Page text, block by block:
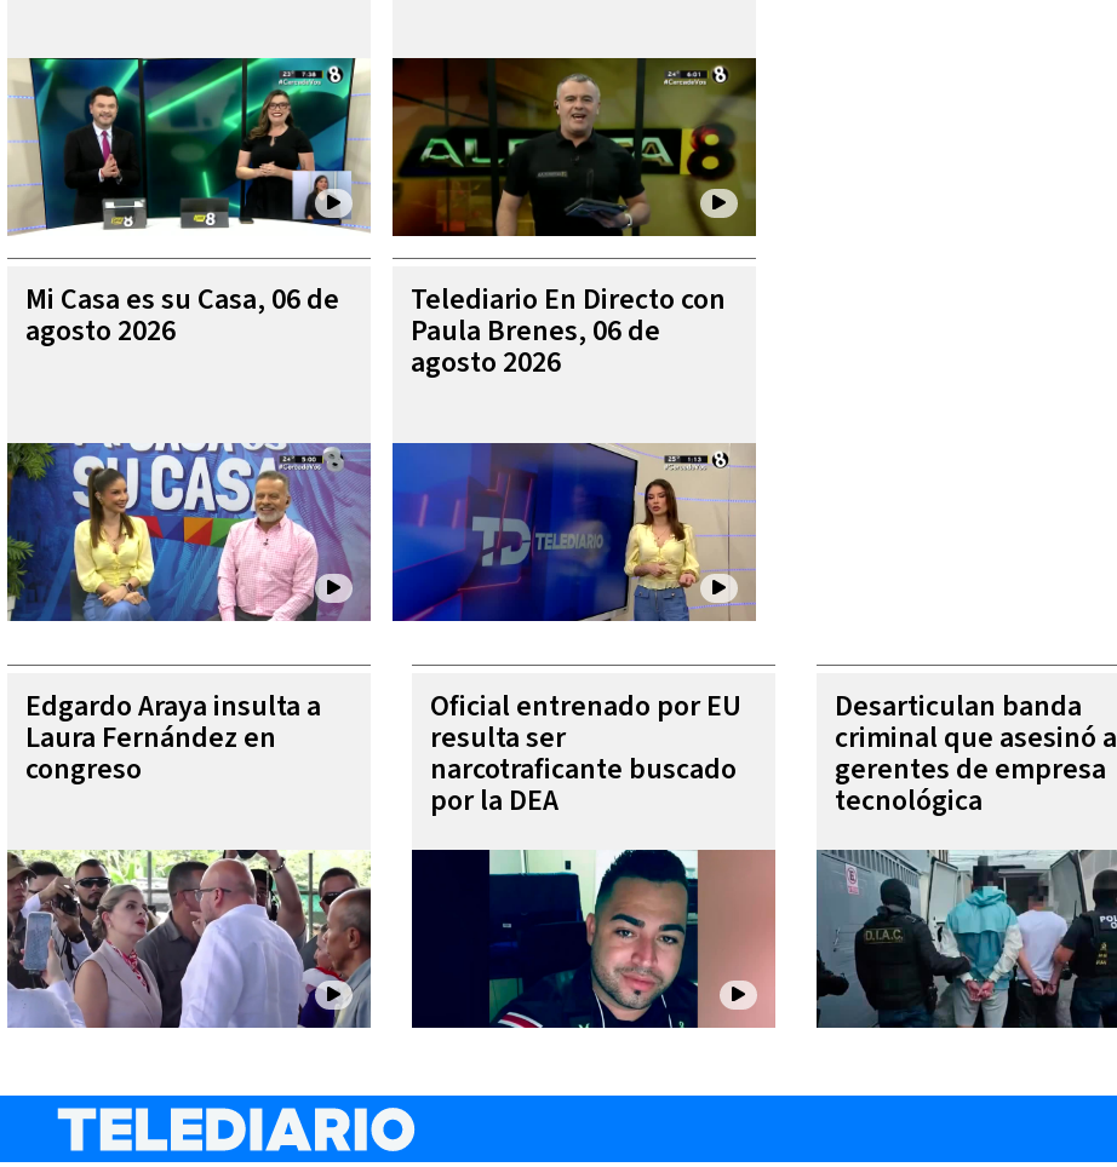
Mi Casa es su Casa, 06 de
agosto 2026
Telediario En Directo con
Paula Brenes, 06 de
agosto 2026
Edgardo Araya insulta a
Laura Fernández en
congreso
Oficial entrenado por EU
resulta ser
narcotraficante buscado
por la DEA
Desarticulan banda
criminal que asesinó a
gerentes de empresa
tecnológica